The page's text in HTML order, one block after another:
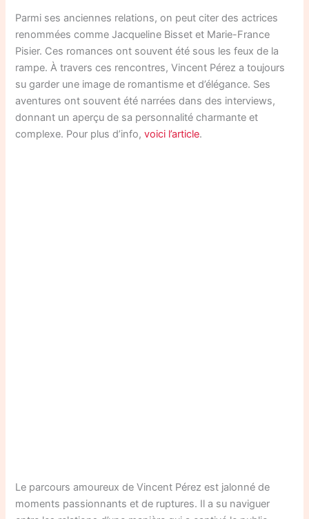
Parmi ses anciennes relations, on peut citer des actrices
renommées comme Jacqueline Bisset et Marie-France
Pisier. Ces romances ont souvent été sous les feux de la
rampe. À travers ces rencontres, Vincent Pérez a toujours
su garder une image de romantisme et d’élégance. Ses
aventures ont souvent été narrées dans des interviews,
donnant un aperçu de sa personnalité charmante et
complexe. Pour plus d’info,voici l’article.
Le parcours amoureux de Vincent Pérez est jalonné de
moments passionnants et de ruptures. Il a su naviguer